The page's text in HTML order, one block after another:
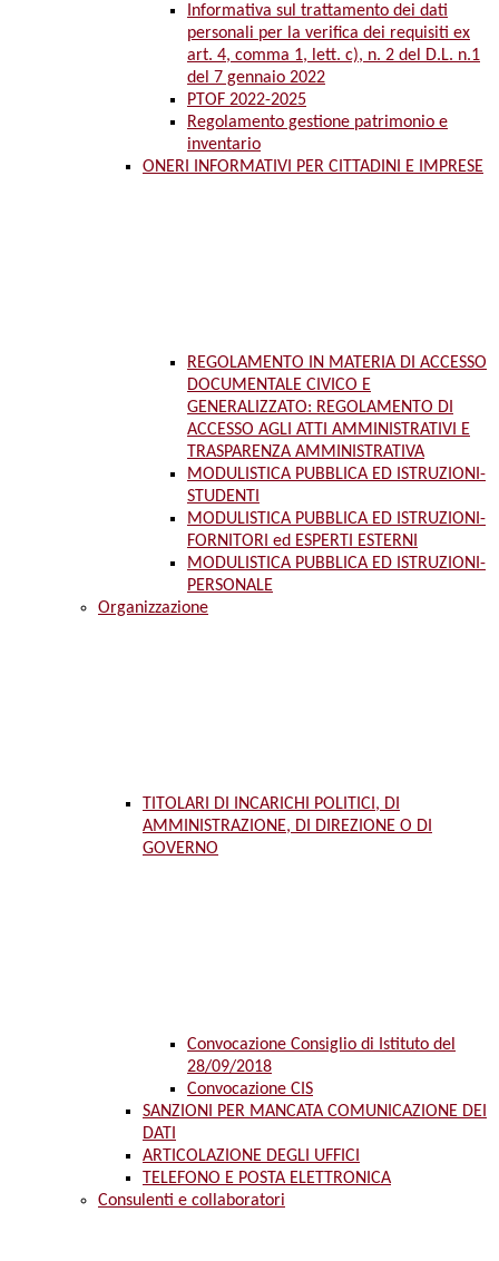
Informativa sul trattamento dei dati
personali per la verifica dei requisiti ex
art. 4, comma 1, lett. c), n. 2 del D.L. n.1
del 7 gennaio 2022
PTOF 2022-2025
Regolamento gestione patrimonio e
inventario
ONERI INFORMATIVI PER CITTADINI E IMPRESE
REGOLAMENTO IN MATERIA DI ACCESSO
DOCUMENTALE CIVICO E
GENERALIZZATO: REGOLAMENTO DI
ACCESSO AGLI ATTI AMMINISTRATIVI E
TRASPARENZA AMMINISTRATIVA
MODULISTICA PUBBLICA ED ISTRUZIONI-
STUDENTI
MODULISTICA PUBBLICA ED ISTRUZIONI-
FORNITORI ed ESPERTI ESTERNI
MODULISTICA PUBBLICA ED ISTRUZIONI-
PERSONALE
Organizzazione
TITOLARI DI INCARICHI POLITICI, DI
AMMINISTRAZIONE, DI DIREZIONE O DI
GOVERNO
Convocazione Consiglio di Istituto del
28/09/2018
Convocazione CIS
SANZIONI PER MANCATA COMUNICAZIONE DEI
DATI
ARTICOLAZIONE DEGLI UFFICI
TELEFONO E POSTA ELETTRONICA
Consulenti e collaboratori